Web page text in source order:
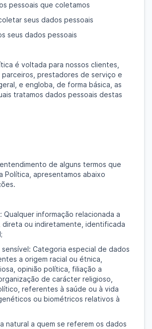
pessoais que coletamos
seus dados pessoais
seus dados pessoais
é voltada para nossos clientes,
prestadores de serviço e
e engloba, de forma básica, as
tratamos dados pessoais destas
de alguns termos que
Política, apresentamos abaixo
Qualquer informação relacionada a
direta ou indiretamente, identificada
Categoria especial de dados
a origem racial ou étnica,
opinião política, filiação a
de carácter religioso,
referentes à saúde ou à vida
ou biométricos relativos à
natural a quem se referem os dados